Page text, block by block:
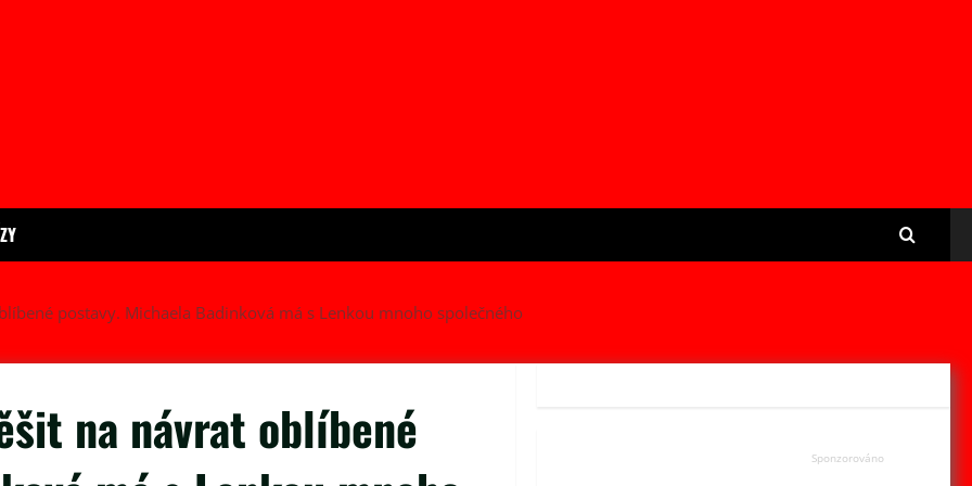
postavy. Michaela Badinková má s Lenkou mnoho společného
na návrat oblíbené